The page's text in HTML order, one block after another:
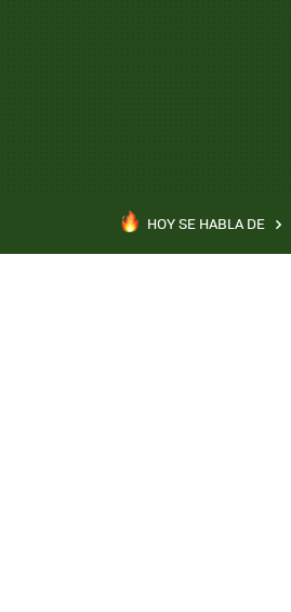
HOY SE HABLA DE